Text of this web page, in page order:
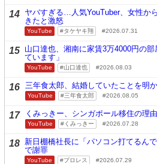
14 ヤバすぎる…人気YouTuber、女性か
きたと激怒
YouTube タケヤキ翔 2026.07.31
15 山口達也、湘南に家賃3万4000円の
ています」
YouTube 山口達也 2026.08.03
16 三年食太郎、結婚していたことを明
YouTube 三年食太郎 2026.08.05
17 くみっきー、シンガポール移住の理
YouTube くみっきー 2026.07.28
18 新日棚橋社長に「パソコン打てるん
で謝罪
YouTube プロレス 2026.07.29